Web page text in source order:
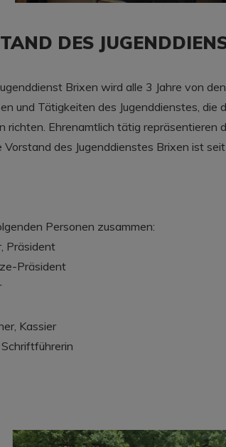
DES
Brixen wird alle 3 Jahre von
und Tätigkeiten des Jugenddienstes,
richten. Ehrenamtlich tätig repräsentieren
Vorstand des Jugenddienstes Brixen ist
Personen zusammen:​
Präsident
Präsident
Kassier